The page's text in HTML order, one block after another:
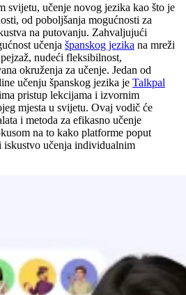
svijetu, učenje novog jezika kao što je
od poboljšanja mogućnosti za
na putovanju. Zahvaljujući
učenja španskog jezika na mreži
nudeći fleksibilnost,
okruženja za učenje. Jedan od
učenju španskog jezika je Talkpal
pristup lekcijama i izvornim
mjesta u svijetu. Ovaj vodič će
i metoda za efikasno učenje
na to kako platforme poput
iskustvo učenja individualnim